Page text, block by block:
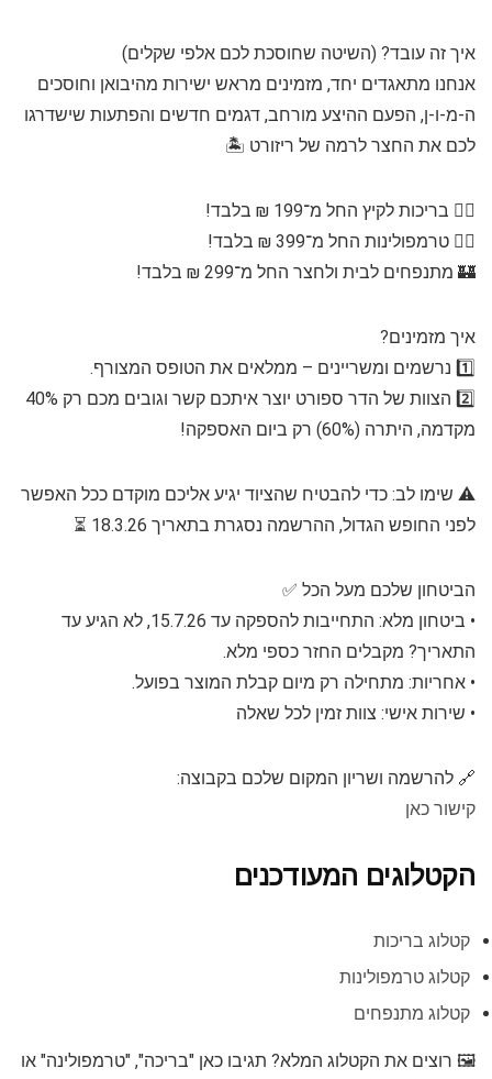
איך זה עובד? (השיטה שחוסכת לכם אלפי שקלים)
אנחנו מתאגדים יחד, מזמינים מראש ישירות מהיבואן וחוסכים
ה-מ-ו-ן, הפעם ההיצע מורחב, דגמים חדשים והפתעות שישדרגו
לכם את החצר לרמה של ריזורט 🏝️
🏊‍♂️ בריכות לקיץ החל מ־199 ₪ בלבד!
🤸‍♂️ טרמפולינות החל מ־399 ₪ בלבד!
🏰 מתנפחים לבית ולחצר החל מ־299 ₪ בלבד!
איך מזמינים?
1️⃣ נרשמים ומשריינים – ממלאים את הטופס המצורף.
2️⃣ הצוות של הדר ספורט יוצר איתכם קשר וגובים מכם רק 40%
מקדמה, היתרה (60%) רק ביום האספקה!
⚠️ שימו לב: כדי להבטיח שהציוד יגיע אליכם מוקדם ככל האפשר
לפני החופש הגדול, ההרשמה נסגרת בתאריך 18.3.26 ⏳
הביטחון שלכם מעל הכל ✅
• ביטחון מלא: התחייבות להספקה עד 15.7.26, לא הגיע עד
התאריך? מקבלים החזר כספי מלא.
• אחריות: מתחילה רק מיום קבלת המוצר בפועל.
• שירות אישי: צוות זמין לכל שאלה
🔗 להרשמה ושריון המקום שלכם בקבוצה:
קישור כאן
הקטלוגים המעודכנים
קטלוג בריכות
קטלוג טרמפולינות
קטלוג מתנפחים
🖼 רוצים את הקטלוג המלא? תגיבו כאן "בריכה", "טרמפולינה" או